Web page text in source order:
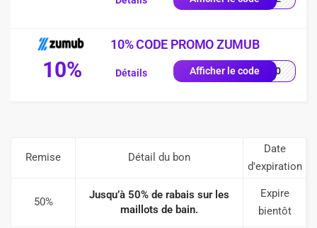
10%
10% CODE PROMO ZUMUB
Afficher le codeF-10
Détails
Remise Détail du bon
Date
d'expiration
50%
Jusqu’à 50% de rabais sur les
maillots de bain.
Expire
bientôt